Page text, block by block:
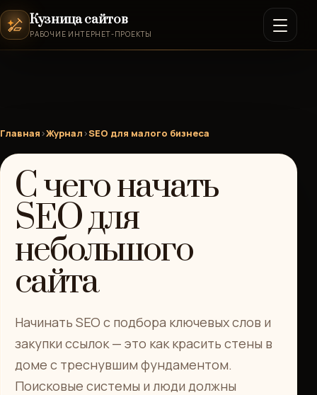
Кузница сайтов
РАБОЧИЕ ИНТЕРНЕТ-ПРОЕКТЫ
Главная›Журнал›SEO для малого бизнеса
С чего начать
SEO для
небольшого
сайта
Начинать SEO с подбора ключевых слов и
закупки ссылок — это как красить стены в
доме с треснувшим фундаментом.
Поисковые системы и люди должны